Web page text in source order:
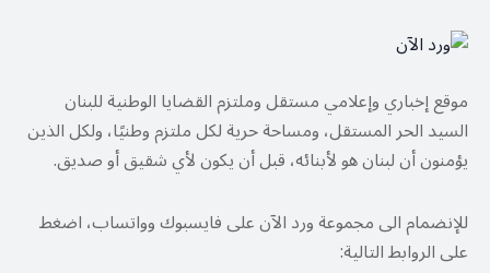
موقع إخباري وإعلامي مستقل وملتزم القضايا الوطنية للبنان
السيد الحر المستقل، ومساحة حرية لكل ملتزم وطنيًا، ولكل الذين
يؤمنون أن لبنان هو لأبنائه، قبل أن يكون لأي شقيق أو صديق.
للإنضمام الى مجموعة ورد الآن على فايسبوك وواتساب، اضغط
على الروابط التالية: